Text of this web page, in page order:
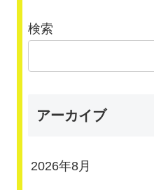
検索
アーカイブ
2026年8月